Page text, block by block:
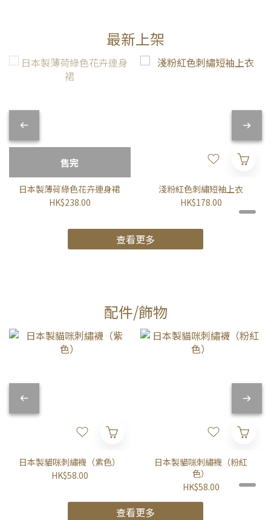
最新上架
售完
日本製薄荷綠色花卉連身裙
HK$238.00
淺粉紅色刺繡短袖上衣
HK$178.00
查看更多
配件/飾物
日本製貓咪刺繡襪（紫色）
HK$58.00
日本製貓咪刺繡襪（粉紅
色）
HK$58.00
查看更多